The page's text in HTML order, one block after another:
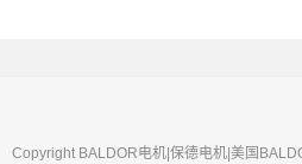
Copyright BALDOR电机|保德电机|美国